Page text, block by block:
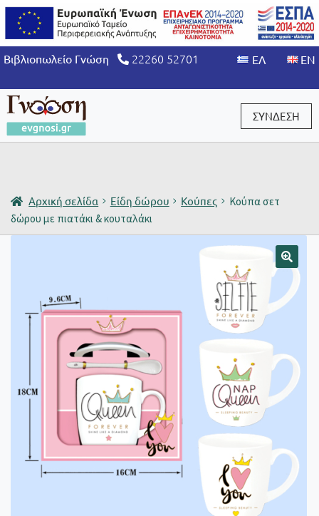
Βιβλιοπωλείο Γνώση 22260 52701
ΣΥΝΔΕΣΗ
Αρχική σελίδα Είδη δώρου Κούπες
Κούπα σετ
δώρου με πιατάκι & κουταλάκι